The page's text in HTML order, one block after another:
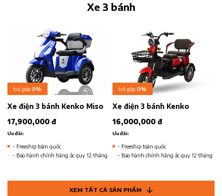
Xe 3 bánh
trả góp 0%
Xe điện 3 bánh Kenko Miso
17,900,000 đ
Ưu đãi:
- Freeship toàn quốc
- Bảo hành chính hãng ắc quy 12 tháng
trả góp 0%
Xe điện 3 bánh Kenko
16,000,000 đ
Ưu đãi:
- Freeship toàn quốc
- Bảo hành chính hãng ắc quy 12 tháng
XEM TẤT CẢ SẢN PHẨM